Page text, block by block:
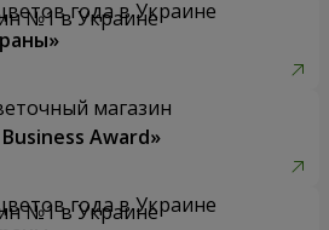
года в Украине
магазин
Award»
года в Украине